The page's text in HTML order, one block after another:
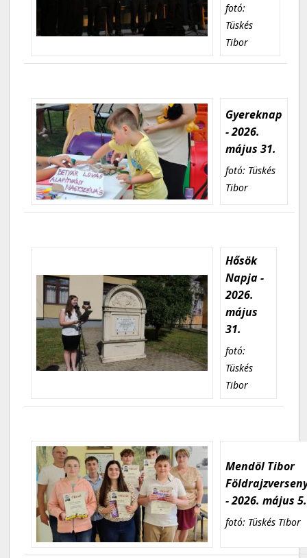
fotó:
Tüskés
Tibor
Gyereknap
- 2026.
május 31.
fotó: Tüskés
Tibor
Hősök
Napja -
2026.
május
31.
fotó:
Tüskés
Tibor
Mendöl Tibor
- 2026. május 5.
fotó: Tüskés Tibor